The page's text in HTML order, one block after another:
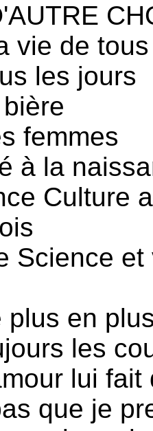
vie de
les jours
femmes
à la
Culture
Science et
plus en
les
lui
que je